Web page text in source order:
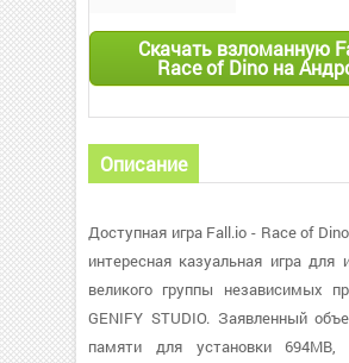
Скачать взломанную
Race of Dino на
Описание
Доступная игра Fall.io - Race of
интересная казуальная игра для
великого группы независимых
GENIFY STUDIO. Заявленный
памяти для установки 694MB,